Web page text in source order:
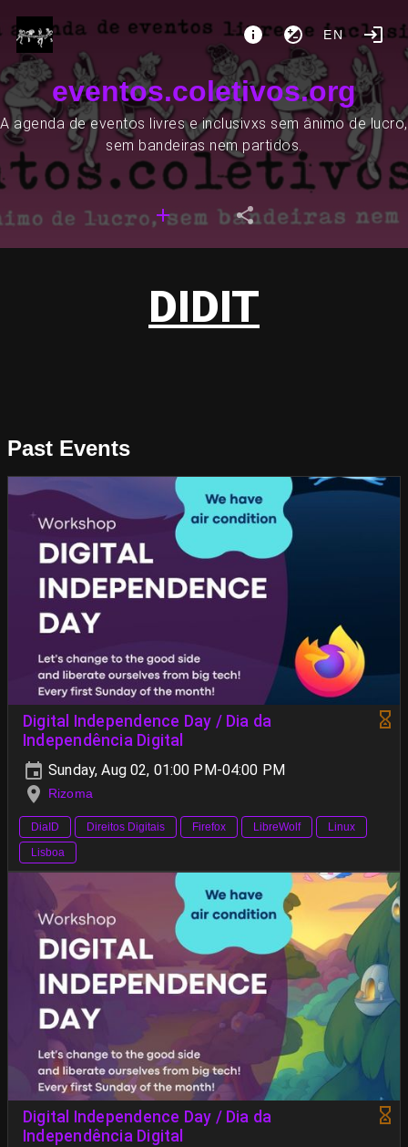
EN
eventos.coletivos.org
A agenda de eventos livres e inclusivxs sem ânimo de lucro,
sem bandeiras nem partidos.
DIDIT
Past Events
Digital Independence Day / Dia da
Independência Digital
Sunday, Aug 02, 01:00 PM-04:00 PM
Rizoma
DiaID Direitos Digitais Firefox LibreWolf
Linux
Lisboa
Digital Independence Day / Dia da
Independência Digital